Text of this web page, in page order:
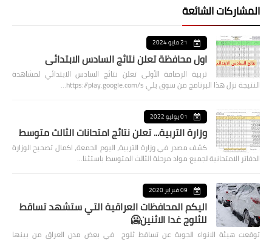
المشاركات الشائعة
21 مايو 2024
اول محافظة تعلن نتائج السادس الابتدائي
تربية الرصافة الأولى تعلن نتائج السادس الابتدائي لمشاهدة
النتيجة نزل هذا البرنامج من سوق بلي https://play.google.com/s…
01 يوليو 2022
وزارة التربية... تعلن نتائج امتحانات الثالث متوسط
كشف مصدر في وزارة التربية، اليوم الجمعة، اكمال تصحيح الوزارة
الدفاتر الامتحانية لجميع مواد مرحلة الثالث المتوسط باستثنا…
09 فبراير 2020
اليكم المحافظات العراقية التي ستشهد تساقط
للثلوج غدا الاثنين🥶
توقعت هيئة الانواء الجوية عن تساقط ثلوج في بعض مدن العراق من بينها